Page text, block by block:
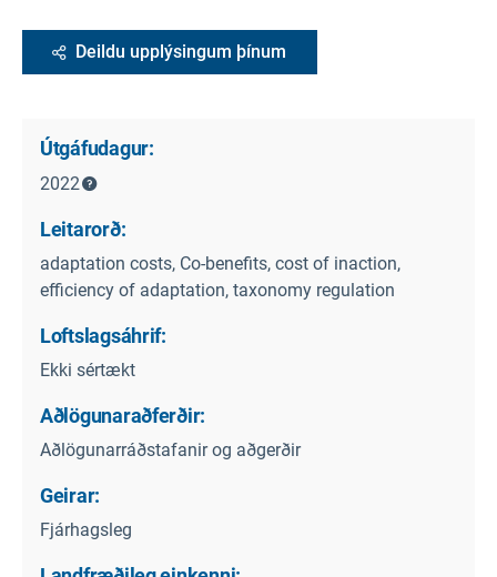
Deildu upplýsingum þínum
Útgáfudagur:
2022
Leitarorð:
adaptation costs, Co-benefits, cost of inaction,
efficiency of adaptation, taxonomy regulation
Loftslagsáhrif:
Ekki sértækt
Aðlögunaraðferðir:
Aðlögunarráðstafanir og aðgerðir
Geirar:
Fjárhagsleg